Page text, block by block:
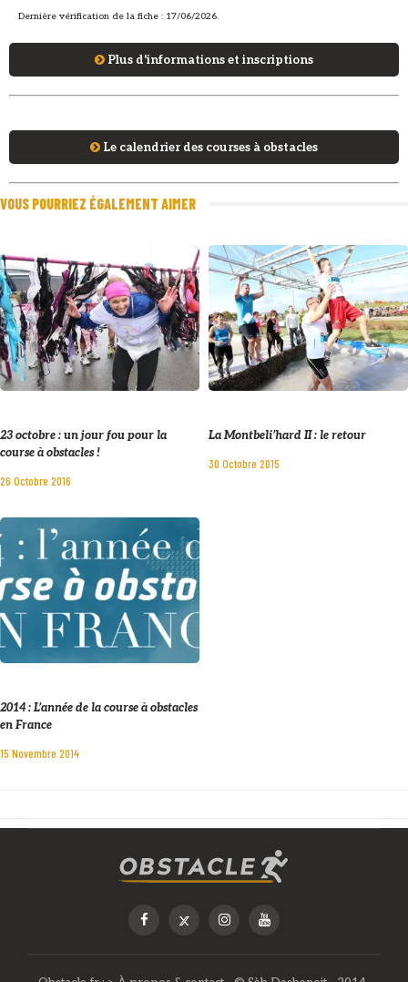
Dernière vérification de la fiche : 17/06/2026.
Plus d'informations et inscriptions
Le calendrier des courses à obstacles
VOUS POURRIEZ ÉGALEMENT AIMER
23 octobre : un jour fou pour la
course à obstacles !
26 Octobre 2016
La Montbeli’hard II : le retour
30 Octobre 2015
2014 : L’année de la course à obstacles
en France
15 Novembre 2014